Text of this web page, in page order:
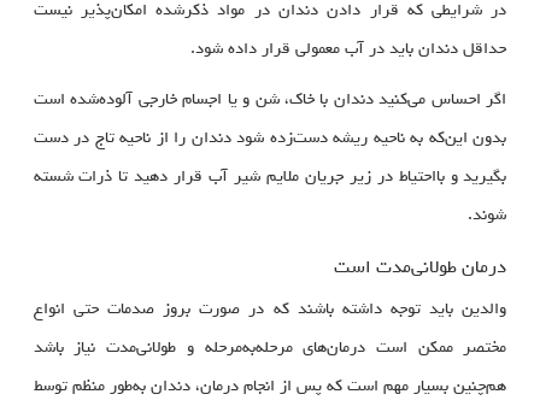
در شرایطی که قرار دادن دندان در مواد ذکرشده امکان‌پذیر نیست
حداقل دندان باید در آب معمولی قرار داده شود.
اگر احساس می‌کنید دندان با خاک، شن و یا اجسام خارجی آلوده‌شده است
بدون این‌که به ناحیه ریشه دست‌زده شود دندان را از ناحیه تاج در دست
بگیرید و بااحتیاط در زیر جریان ملایم شیر آب قرار دهید تا ذرات شسته
شوند.
درمان طولانی‌مدت است
والدین باید توجه داشته باشند که در صورت بروز صدمات حتی انواع
مختصر ممکن است درمان‌های مرحله‌به‌مرحله و طولانی‌مدت نیاز باشد
هم‌چنین بسیار مهم است که پس از انجام درمان، دندان به‌طور منظم توسط